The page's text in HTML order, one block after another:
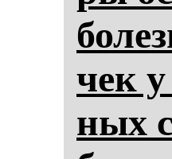
чек
ных